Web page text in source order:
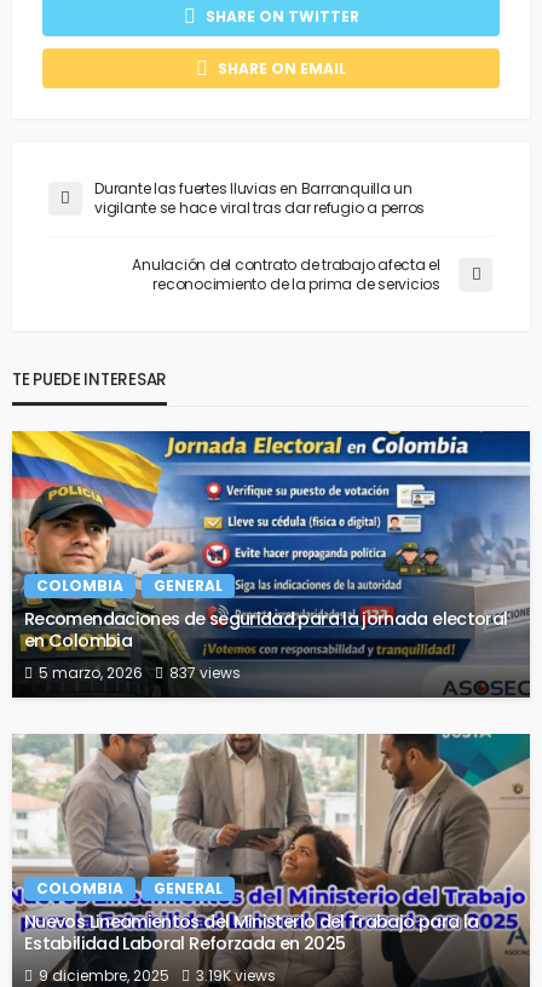
SHARE ON TWITTER
SHARE ON EMAIL
Durante las fuertes lluvias en Barranquilla un
vigilante se hace viral tras dar refugio a perros
Anulación del contrato de trabajo afecta el
reconocimiento de la prima de servicios
TE PUEDE INTERESAR
COLOMBIA GENERAL
Recomendaciones de seguridad para la jornada electoral
en Colombia
5 marzo, 2026 837 views
COLOMBIA GENERAL
Nuevos Lineamientos del Ministerio del Trabajo para la
Estabilidad Laboral Reforzada en 2025
9 diciembre, 2025 3.19K views